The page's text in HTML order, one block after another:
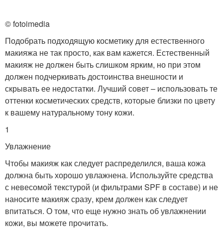
© fotoimedia
Подобрать подходящую косметику для естественного
макияжа не так просто, как вам кажется. Естественный
макияж не должен быть слишком ярким, но при этом
должен подчеркивать достоинства внешности и
скрывать ее недостатки. Лучший совет – использовать те
оттенки косметических средств, которые близки по цвету
к вашему натуральному тону кожи.
1
Увлажнение
Чтобы макияж как следует распределился, ваша кожа
должна быть хорошо увлажнена. Используйте средства
с невесомой текстурой (и фильтрами SPF в составе) и не
наносите макияж сразу, крем должен как следует
впитаться. О том, что еще нужно знать об увлажнении
кожи, вы можете прочитать.